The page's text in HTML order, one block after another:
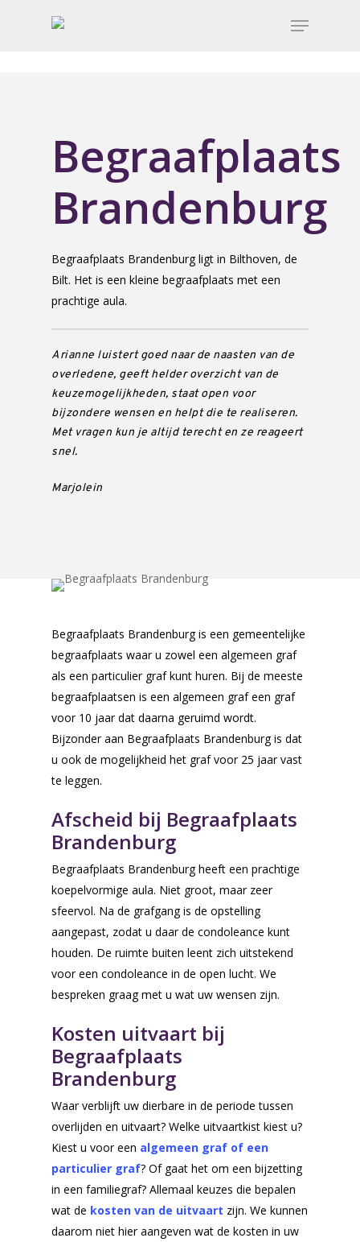
Begraafplaats
Brandenburg
Begraafplaats Brandenburg ligt in Bilthoven, de
Bilt. Het is een kleine begraafplaats met een
prachtige aula.
Arianne luistert goed naar de naasten van de
overledene, geeft helder overzicht van de
keuzemogelijkheden, staat open voor
bijzondere wensen en helpt die te realiseren.
Met vragen kun je altijd terecht en ze reageert
snel.
Marjolein
Begraafplaats Brandenburg is een gemeentelijke
begraafplaats waar u zowel een algemeen graf
als een particulier graf kunt huren. Bij de meeste
begraafplaatsen is een algemeen graf een graf
voor 10 jaar dat daarna geruimd wordt.
Bijzonder aan Begraafplaats Brandenburg is dat
u ook de mogelijkheid het graf voor 25 jaar vast
te leggen.
Afscheid bij Begraafplaats
Brandenburg
Begraafplaats Brandenburg heeft een prachtige
koepelvormige aula. Niet groot, maar zeer
sfeervol. Na de grafgang is de opstelling
aangepast, zodat u daar de condoleance kunt
houden. De ruimte buiten leent zich uitstekend
voor een condoleance in de open lucht. We
bespreken graag met u wat uw wensen zijn.
Kosten uitvaart bij
Begraafplaats
Brandenburg
Waar verblijft uw dierbare in de periode tussen
overlijden en uitvaart? Welke uitvaartkist kiest u?
Kiest u voor een algemeen graf of een
particulier graf? Of gaat het om een bijzetting
in een familiegraf? Allemaal keuzes die bepalen
wat de kosten van de uitvaart zijn. We kunnen
daarom niet hier aangeven wat de kosten in uw
Voor de uitvaart
Nu alvast doen